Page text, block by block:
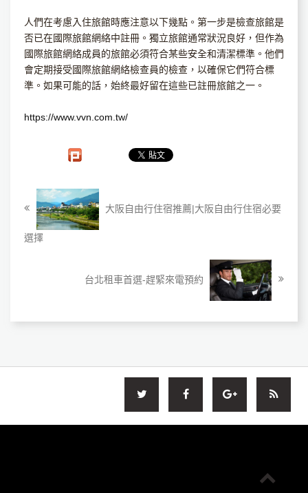
人們在考慮入住旅館時應注意以下幾點。第一步是檢查旅館是
否已在國際旅館網絡中註冊。獨立旅館通常狀況良好，但作為
國際旅館網絡成員的旅館必須符合某些安全和清潔標準。他們
會定期接受國際旅館網絡檢查員的檢查，以確保它們符合標
準。如果可能的話，始終最好留在這些已註冊旅館之一。
https://www.vvn.com.tw/
大阪自由行住宿推薦|大阪自由行住宿必要
選擇
台北租車首選-趕緊來電預約